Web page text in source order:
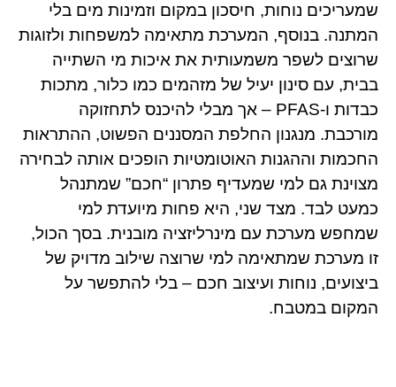
שמעריכים נוחות, חיסכון במקום וזמינות מים בלי
המתנה. בנוסף, המערכת מתאימה למשפחות ולזוגות
שרוצים לשפר משמעותית את איכות מי השתייה
בבית, עם סינון יעיל של מזהמים כמו כלור, מתכות
כבדות ו-PFAS – אך מבלי להיכנס לתחזוקה
מורכבת. מנגנון החלפת המסננים הפשוט, ההתראות
החכמות וההגנות האוטומטיות הופכים אותה לבחירה
מצוינת גם למי שמעדיף פתרון “חכם” שמתנהל
כמעט לבד. מצד שני, היא פחות מיועדת למי
שמחפש מערכת עם מינרליזציה מובנית. בסך הכול,
זו מערכת שמתאימה למי שרוצה שילוב מדויק של
ביצועים, נוחות ועיצוב חכם – בלי להתפשר על
המקום במטבח.